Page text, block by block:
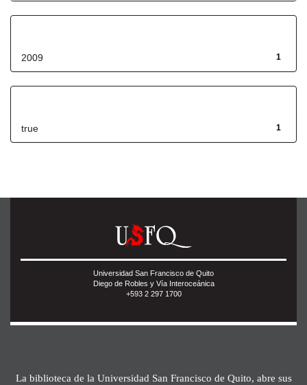
1
2009
1
true
Universidad San Francisco de Quito
Diego de Robles y Vía Interoceánica
+593 2 297 1700
La biblioteca de la Universidad San Francisco de Quito, abre sus